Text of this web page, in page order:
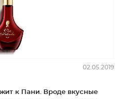
02.05.2019
к Пани. Вроде вкусные